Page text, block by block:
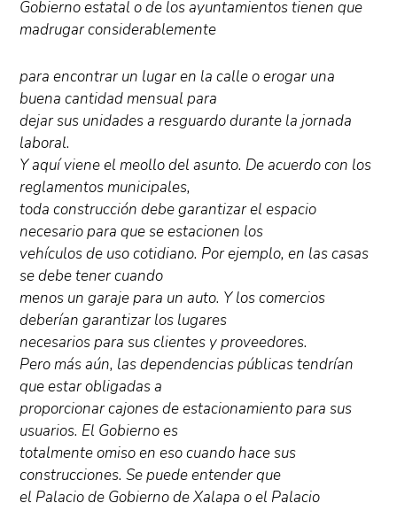
Gobierno estatal o de los ayuntamientos tienen que
madrugar considerablemente
para encontrar un lugar en la calle o erogar una
buena cantidad mensual para
dejar sus unidades a resguardo durante la jornada
laboral.
Y aquí viene el meollo del asunto. De acuerdo con los
reglamentos municipales,
toda construcción debe garantizar el espacio
necesario para que se estacionen los
vehículos de uso cotidiano. Por ejemplo, en las casas
se debe tener cuando
menos un garaje para un auto. Y los comercios
deberían garantizar los lugares
necesarios para sus clientes y proveedores.
Pero más aún, las dependencias públicas tendrían
que estar obligadas a
proporcionar cajones de estacionamiento para sus
usuarios. El Gobierno es
totalmente omiso en eso cuando hace sus
construcciones. Se puede entender que
el Palacio de Gobierno de Xalapa o el Palacio